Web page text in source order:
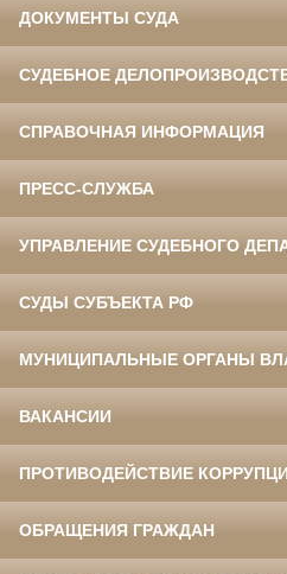
ДОКУМЕНТЫ СУДА
СУДЕБНОЕ
СПРАВОЧНАЯ ИНФОРМАЦИЯ
ПРЕСС-СЛУЖБА
УПРАВЛЕНИЕ СУДЕБНОГО
СУДЫ СУБЪЕКТА РФ
МУНИЦИПАЛЬНЫЕ ОРГАНЫ
ВАКАНСИИ
ПРОТИВОДЕЙСТВИЕ
ОБРАЩЕНИЯ ГРАЖДАН